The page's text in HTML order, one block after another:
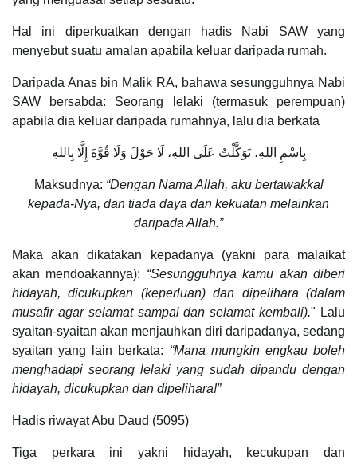
Hal ini diperkuatkan dengan hadis Nabi SAW yang
menyebut suatu amalan apabila keluar daripada rumah.
Daripada Anas bin Malik RA, bahawa sesungguhnya Nabi
SAW bersabda: Seorang lelaki (termasuk perempuan)
apabila dia keluar daripada rumahnya, lalu dia berkata
بِاسْمِ اللهِ، تَوَكَّلْتُ عَلَى اللهِ، لَا حَوْلَ وَلَا قُوَّةَ إِلَّا بِاللهِ
Maksudnya: “Dengan Nama Allah, aku bertawakkal
kepada-Nya, dan tiada daya dan kekuatan melainkan
daripada Allah.”
Maka akan dikatakan kepadanya (yakni para malaikat
akan mendoakannya): “Sesungguhnya kamu akan diberi
hidayah, dicukupkan (keperluan) dan dipelihara (dalam
musafir agar selamat sampai dan selamat kembali)." Lalu
syaitan-syaitan akan menjauhkan diri daripadanya, sedang
syaitan yang lain berkata: “Mana mungkin engkau boleh
menghadapi seorang lelaki yang sudah dipandu dengan
hidayah, dicukupkan dan dipelihara!”
Hadis riwayat Abu Daud (5095)
Tiga perkara ini yakni hidayah, kecukupan dan